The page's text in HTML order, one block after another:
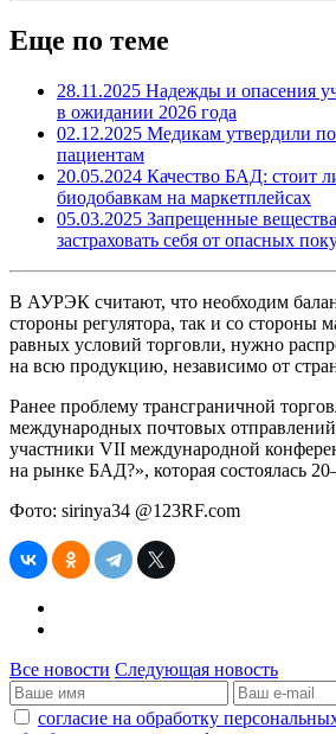
Еще по теме
28.11.2025 Надежды и опасения
в ожидании 2026 года
02.12.2025 Медикам утвердили
пациентам
20.05.2024 Качество БАД: стоит
биодобавкам на маркетплейсах
05.03.2025 Запрещенные
застраховать себя от опасных
В АУРЭК считают, что необходим
стороны регулятора, так и со стороны
равных условий торговли, нужно
на всю продукцию, независимо от
Ранее проблему трансграничной
международных почтовых отправлений
участники VII международной
на рынке БАД?», которая состоялась
Фото: sirinya34 @123RF.com
Все новости Следующая новость
согласие на обработку